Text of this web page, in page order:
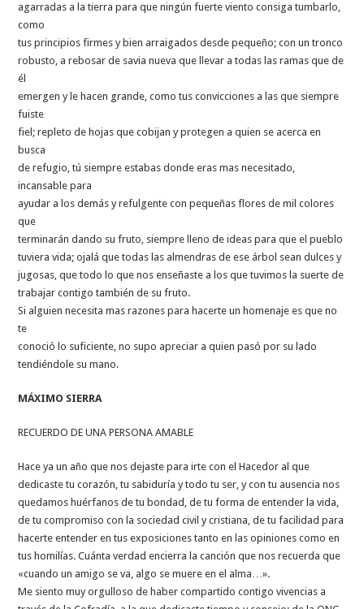
agarradas a la tierra para que ningún fuerte viento consiga tumbarlo,
como
tus principios firmes y bien arraigados desde pequeño; con un tronco
robusto, a rebosar de savia nueva que llevar a todas las ramas que de
él
emergen y le hacen grande, como tus convicciones a las que siempre
fuiste
fiel; repleto de hojas que cobijan y protegen a quien se acerca en
busca
de refugio, tú siempre estabas donde eras mas necesitado,
incansable para
ayudar a los demás y refulgente con pequeñas flores de mil colores
que
terminarán dando su fruto, siempre lleno de ideas para que el pueblo
tuviera vida; ojalá que todas las almendras de ese árbol sean dulces y
jugosas, que todo lo que nos enseñaste a los que tuvimos la suerte de
trabajar contigo también de su fruto.
Si alguien necesita mas razones para hacerte un homenaje es que no
te
conoció lo suficiente, no supo apreciar a quien pasó por su lado
tendiéndole su mano.
MÁXIMO SIERRA
RECUERDO DE UNA PERSONA AMABLE
Hace ya un año que nos dejaste para irte con el Hacedor al que
dedicaste tu corazón, tu sabiduría y todo tu ser, y con tu ausencia nos
quedamos huérfanos de tu bondad, de tu forma de entender la vida,
de tu compromiso con la sociedad civil y cristiana, de tu facilidad para
hacerte entender en tus exposiciones tanto en las opiniones como en
tus homilías. Cuánta verdad encierra la canción que nos recuerda que
«cuando un amigo se va, algo se muere en el alma…».
Me siento muy orgulloso de haber compartido contigo vivencias a